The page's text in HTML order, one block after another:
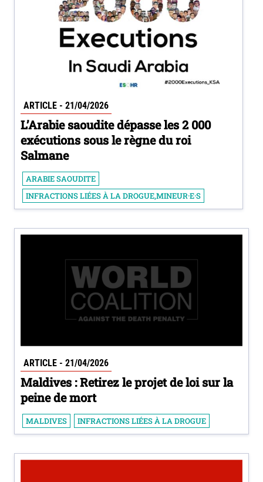
ARTICLE - 21/04/2026
L’Arabie saoudite dépasse les 2 000
exécutions sous le règne du roi
Salmane
ARABIE SAOUDITE
INFRACTIONS LIÉES À LA DROGUE,MINEUR·E·S
ARTICLE - 21/04/2026
Maldives : Retirez le projet de loi sur la
peine de mort
MALDIVES INFRACTIONS LIÉES À LA DROGUE